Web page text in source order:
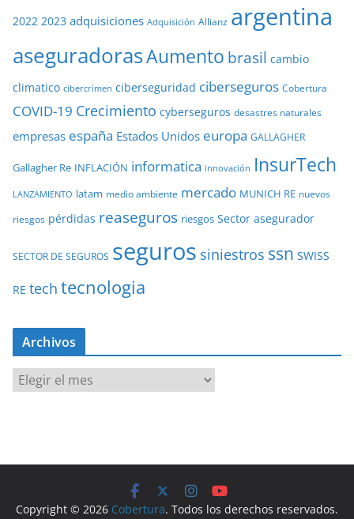
2022 2023 adquisiciones Adquisición Allianz argentina
aseguradorasAumento brasil cambio
climatico cibercrimen ciberseguridad ciberseguros Cobertura
COVID-19 Crecimiento cyberseguros desastres naturales
empresas españa Estados Unidos europa GALLAGHER
Gallagher Re INFLACIÓN informatica innovación InsurTech
LANZAMIENTO latam medio ambiente mercado MUNICH RE nuevos
riesgos pérdidas reaseguros riesgos Sector asegurador
SECTOR DE SEGUROS seguros siniestros ssn SWISS
RE tech tecnologia
Archivos
sCopyright © 2026 Cobertura. Todos los derechos reservados.